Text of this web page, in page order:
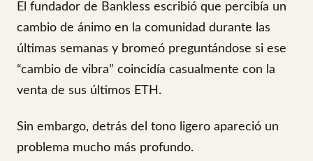
El fundador de Bankless escribió que percibía un
cambio de ánimo en la comunidad durante las
últimas semanas y bromeó preguntándose si ese
“cambio de vibra” coincidía casualmente con la
venta de sus últimos ETH.
Sin embargo, detrás del tono ligero apareció un
problema mucho más profundo.